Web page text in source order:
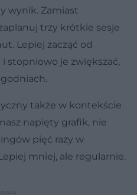
wynik. Zamiast
trzy krótkie sesje
Lepiej zacząć od
stopniowo je zwiększać,
także w kontekście
napięty grafik, nie
pięć razy w
mniej, ale regularnie.